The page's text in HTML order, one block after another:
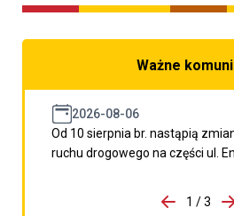
Ważne
2026-08-06
Od 10 sierpnia br. nastąpią
ruchu drogowego na części ul.
porzpedniego komunikatu
1 / 3